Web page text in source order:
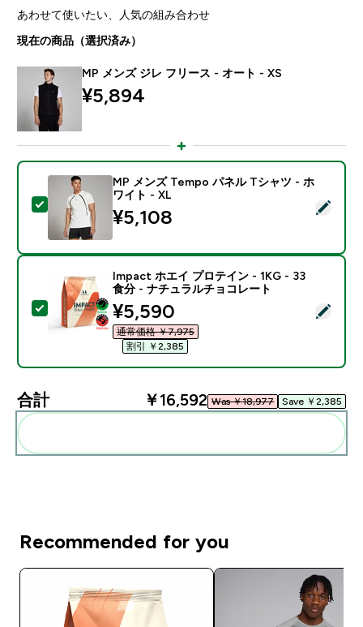
あわせて使いたい、人気の組み合わせ
現在の商品（選択済み）
MP メンズ ジレ フリース - オート - XS
¥5,894‎
この商品を選択 - MP メンズ Tempo パネル Tシャツ -
MP メンズ Tempo パネル Tシャツ - ホ
ワイト - XL
¥5,108‎
この商品を選択 - Impact ホエイ プロテイン - 1KG -
Impact ホエイ プロテイン - 1KG - 33
食分 - ナチュラルチョコレート
discounted price
¥5,590‎
通常価格 ￥7,975‎
割引 ￥2,385‎
合計 ￥16,592‎ Was ￥18,977‎ Save ￥2,385‎
Recommended for you